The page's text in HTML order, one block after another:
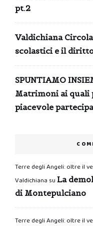
pt.2
Valdichiana
scolastici e il
SPUNTIAMO
Matrimoni ai quali
piacevole
Terre degli Angeli: oltre il
Valdichiana su La
di Montepulciano
Terre degli Angeli: oltre il